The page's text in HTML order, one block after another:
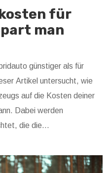
für
man
günstiger als für
Artikel untersucht, wie
auf die Kosten deiner
Dabei werden
die die
wie man beim
Hybridfahrzeug sparen kann.